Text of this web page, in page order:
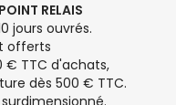
RELAIS
jours ouvrés.
offerts
€ TTC d'achats,
dès 500 € TTC.